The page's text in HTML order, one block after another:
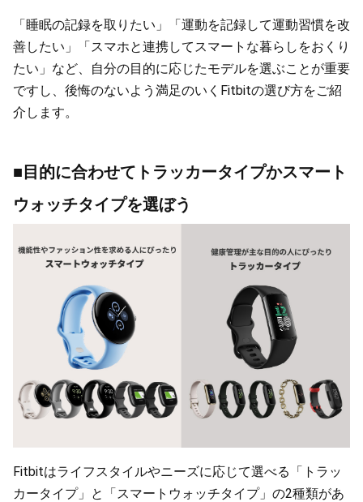
「睡眠の記録を取りたい」「運動を記録して運動習慣を改
善したい」「スマホと連携してスマートな暮らしをおくり
たい」など、自分の目的に応じたモデルを選ぶことが重要
ですし、後悔のないよう満足のいくFitbitの選び方をご紹
介します。
■目的に合わせてトラッカータイプかスマート
ウォッチタイプを選ぼう
Fitbitはライフスタイルやニーズに応じて選べる「トラッ
カータイプ」と「スマートウォッチタイプ」の2種類があ